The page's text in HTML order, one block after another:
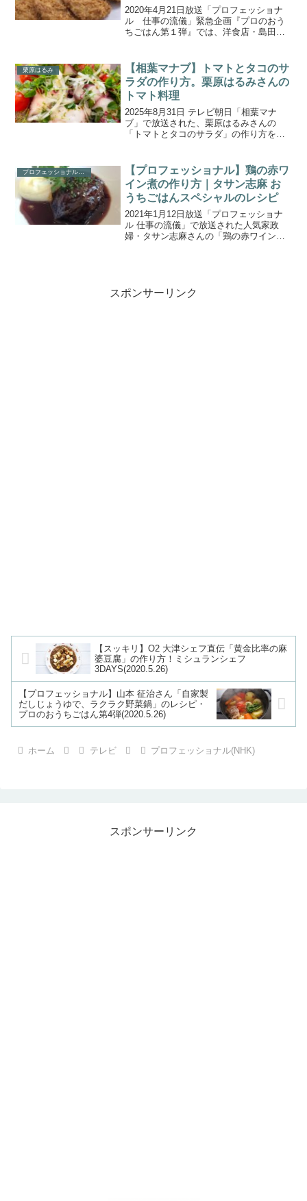
(2020.4.21)
2020年4月21日放送「プロフェッショナ
ル 仕事の流儀」緊急企画『プロのおう
ちごはん第１弾』では、洋食店・島田良
「プロフェッショナル 仕事の流儀」に
出演した「食のプロ...
栗原はるみ
【相葉マナブ】トマトとタコのサ
ラダの作り方。栗原はるみさんの
トマト料理
2025年8月31日 テレビ朝日「相葉マナ
ブ」で放送された、栗原はるみさんの
「トマトとタコのサラダ」の作り方をご
ト料理」の２本立て！そうめん-1グラン
プリ暫定チャンピ...
【プロフェッショナル】鶏の赤ワ
イン煮の作り方｜タサン志麻 お
うちごはんスペシャルのレシピ
2021年1月12日放送「プロフェッショナ
ル 仕事の流儀」で放送された人気家政
婦・タサン志麻さんの「鶏の赤ワイン
スポンサーリンク
【スッキリ】O2 大津シェフ直伝「黄金比率の麻
婆豆腐」の作り方！ミシュランシェフ
3DAYS(2020.5.26)
【プロフェッショナル】山本 征治さん「自家製
だしじょうゆで、ラクラク野菜鍋」のレシピ・
プロのおうちごはん第4弾(2020.5.26)
ホーム テレビ プロフェッショナル(NHK)
スポンサーリンク